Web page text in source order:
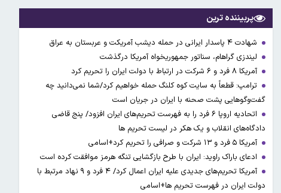
پربیننده ترین
شهادت ۴ پاسدار ایرانی در حمله دیشب آمریکت و عربستان به عراق
لیندزی گراهام، سناتور جمهوریخواه آمریکا درگذشت
آمریکا ۸ فرد و ۶ شرکت در ارتباط با دولت ایران را تحریم کرد
ترامپ: قطعاً به سایت کوه کلنگ حمله خواهیم کرد/شما نمی‌دانید چه
گفت‌وگوهایی پشت صحنه با ایران در جریان است
اتحادیه اروپا ۶ فرد را به فهرست تحریم‌های ایران افزود/ پنج قاضی
دادگاه‌های انقلاب و یک هکر در لیست تحریم ها
آمریکا ۵ فرد و ۱۳ شرکت و صرافی را تحریم کرد+اسامی
ادعای باراک راوید: ایران با طرح بازگشایی تنگه هرمز موافقت کرده است
آمریکا تحریم‌های جدیدی علیه ایران اعمال کرد/ ۴ فرد و ۹ نهاد مرتبط با
دولت ایران در فهرست تحریم ها+اسامی